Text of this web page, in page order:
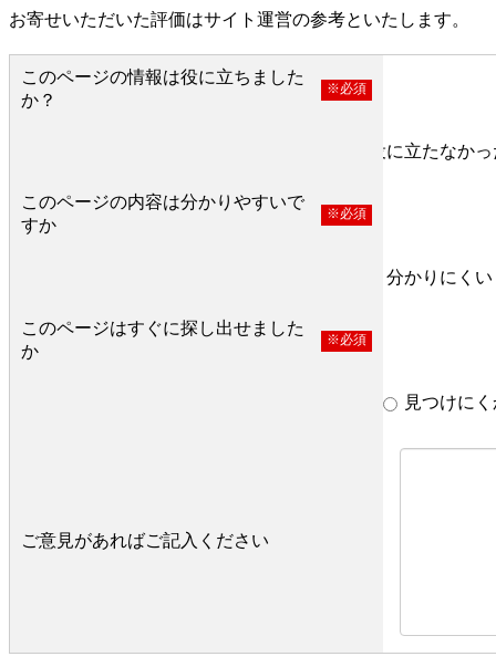
お寄せいただいた評価はサイト運営の参考といたします。
このページの情報は役に立ちました
か？
※必須
役に立たなか
このページの内容は分かりやすいで
すか
※必須
分かりにくい
このページはすぐに探し出せました
か
※必須
見つけに
ご意見があればご記入ください